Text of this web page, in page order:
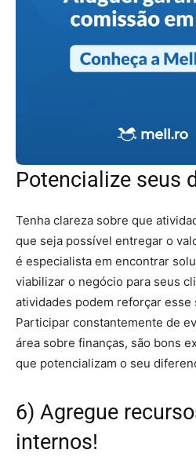
Potencialize seus
Tenha clareza sobre que
que seja possível entregar o
é especialista em encontrar
viabilizar o negócio para seus
atividades podem reforçar esse
Participar constantemente de
área sobre finanças, são bons
que potencializam o seu
6) Agregue
internos!